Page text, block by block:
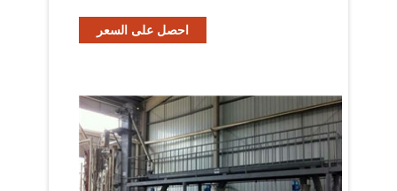
احصل على السعر